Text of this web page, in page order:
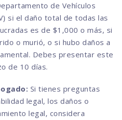
de Vehículos
si el daño total de todas las
es de $1,000 o más, si
o murió, o si hubo daños a
Debes presentar este
de 10 días.
Si tienes preguntas
legal, los daños o
legal, considera